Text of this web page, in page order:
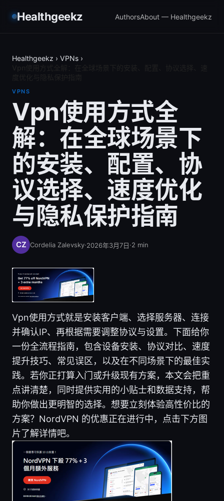
Healthgeekz AuthorsAbout — Healthgeekz
Healthgeekz › VPNs ›
VPNS
Vpn使用方式全
解：在全球场景下
的安装、配置、协
议选择、速度优化
与隐私保护指南
Cordelia Zalevsky·2026年3月7日·2 min
Vpn使用方式就是安装客户端、选择服务器、连接
并确认IP、再根据需要调整协议与设置。下面给你
一份全流程指南，包含设备安装、协议对比、速度
提升技巧、常见误区，以及在不同场景下的最佳实
践。若你正打算入门或升级现有方案，本文会把重
点讲清楚，同时提供实用的小贴士和数据支持，帮
助你做出更明智的选择。想要立刻体验高性价比的
方案？NordVPN 的优惠正在进行中，点击下方图
片了解详情吧。